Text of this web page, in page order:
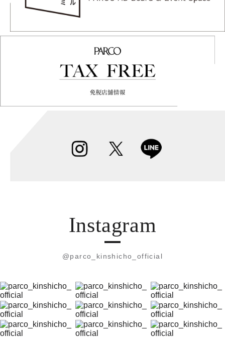
Instagram
@parco_kinshicho_official